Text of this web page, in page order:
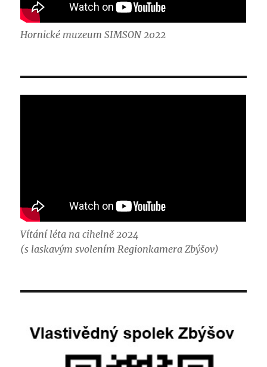
Hornické muzeum SIMSON 2022
Vítání léta na cihelně 2024
(s laskavým svolením Regionkamera Zbýšov)